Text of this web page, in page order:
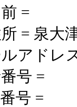
=
= 泉大
アドレ
号 =
号 =